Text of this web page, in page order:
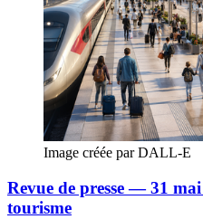
Image créée par DALL-E
Revue de presse — 31
tourisme